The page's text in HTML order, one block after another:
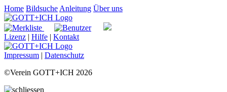
Home Bildsuche Anleitung Über uns
Lizenz | Hilfe | Kontakt
Impressum | Datenschutz
©Verein GOTT+ICH 2026